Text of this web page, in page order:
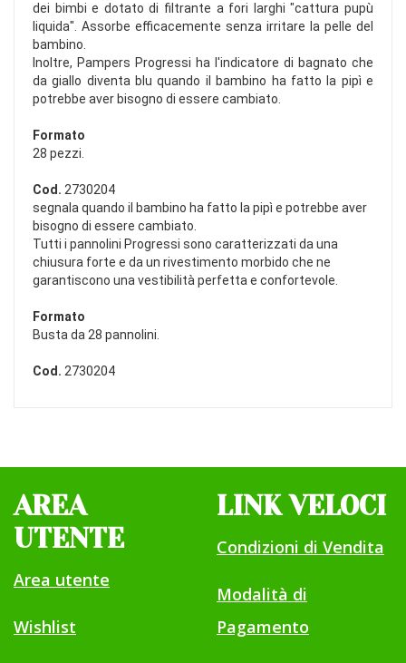
dei bimbi e dotato di filtrante a fori larghi "cattura pupù
liquida". Assorbe efficacemente senza irritare la pelle del
bambino.
Inoltre, Pampers Progressi ha l'indicatore di bagnato che
da giallo diventa blu quando il bambino ha fatto la pipì e
potrebbe aver bisogno di essere cambiato.
Formato
28 pezzi.
Cod. 2730204
segnala quando il bambino ha fatto la pipì e potrebbe aver
bisogno di essere cambiato.
Tutti i pannolini Progressi sono caratterizzati da una
chiusura forte e da un rivestimento morbido che ne
garantiscono una vestibilità perfetta e confortevole.
Formato
Busta da 28 pannolini.
Cod. 2730204
AREA
UTENTE
Area utente
Wishlist
LINK VELOCI
Condizioni di Vendita
Modalità di
Pagamento